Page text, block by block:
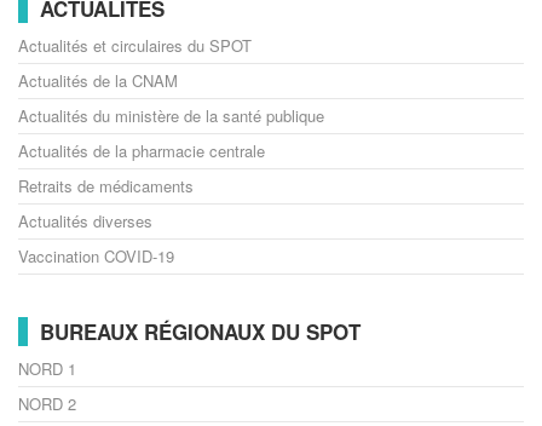
ACTUALITÉS
Actualités et circulaires du SPOT
Actualités de la CNAM
Actualités du ministère de la santé publique
Actualités de la pharmacie centrale
Retraits de médicaments
Actualités diverses
Vaccination COVID-19
BUREAUX RÉGIONAUX DU SPOT
NORD 1
NORD 2